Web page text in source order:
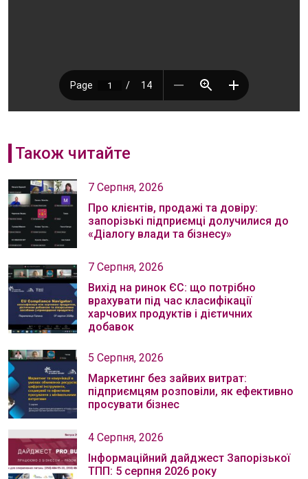
Також читайте
7 Серпня, 2026
Про клієнтів, продажі та довіру:
запорізькі підприємці долучилися до
«Діалогу влади та бізнесу»
7 Серпня, 2026
Вихід на ринок ЄС: що потрібно
врахувати під час класифікації
харчових продуктів і дієтичних
добавок
5 Серпня, 2026
Маркетинг без зайвих витрат:
підприємцям розповіли, як ефективно
просувати бізнес
4 Серпня, 2026
Інформаційний дайджест Запорізької
ТПП: 5 серпня 2026 року